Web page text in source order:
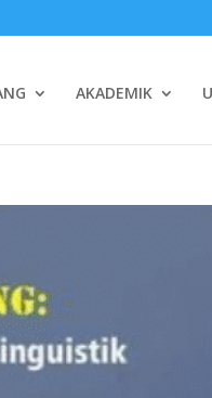
AKADEMIK